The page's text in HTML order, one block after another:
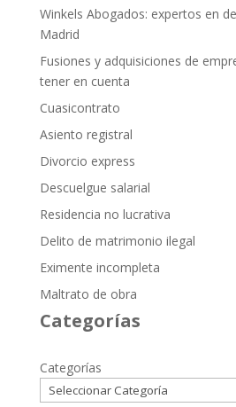
Winkels Abogados: expertos en
Madrid
Fusiones y adquisiciones de
tener en cuenta
Cuasicontrato
Asiento registral
Divorcio express
Descuelgue salarial
Residencia no lucrativa
Delito de matrimonio ilegal
Eximente incompleta
Maltrato de obra
Categorías
Categorías